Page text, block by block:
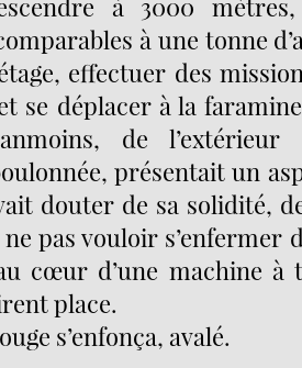
à 3000
à une tonne
effectuer des
se déplacer à la
de
présentait un
douter de sa solidité,
pas vouloir s’enfermer
cœur d’une machine à
place.
s’enfonça, avalé.